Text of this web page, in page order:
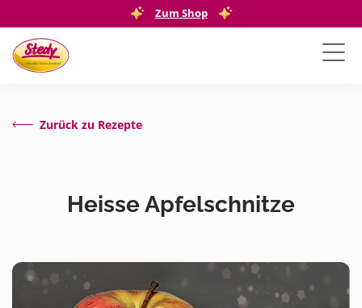
Zum Shop
Zurück zu Rezepte
Heisse Apfelschnitze